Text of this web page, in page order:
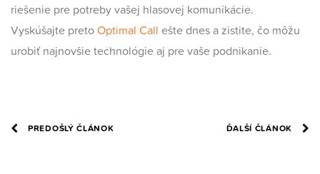
riešenie pre potreby vašej hlasovej komunikácie.
Vyskúšajte pretoOptimal Call ešte dnes a zistite, čo môžu
urobiť najnovšie technológie aj pre vaše podnikanie.
PREDOŠLÝ ČLÁNOK ĎALŠÍ ČLÁNOK